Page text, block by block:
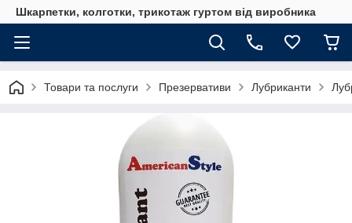
Шкарпетки, колготки, трикотаж гуртом від виробника
Товари та послуги Презервативи Лубриканти